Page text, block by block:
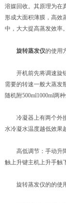
溶媒回收。其原理为在
形成大面积薄膜，高效
中，大大提高蒸发效率
旋转蒸发仪的使用
开机前先将调速旋钮
需要的转速一般大蒸发
随机附500ml1000ml两
冷凝器上有两个外接
水冷凝水温度越低效果
高低调节：手动升降
触上升键主机上升手触
旋转蒸发仪的的使用